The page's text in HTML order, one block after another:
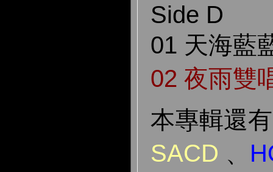
Side D
01 天海藍
02 夜雨雙
本專輯還
SACD 、